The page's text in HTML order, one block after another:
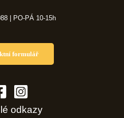
| PO-PÁ 10-15h
formulář
odkazy